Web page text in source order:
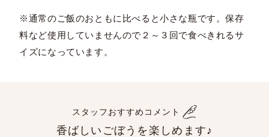
※通常のご飯のおともに比べると小さな瓶です。保存
料など使用していませんので２～３回で食べきれるサ
イズになっています。
スタッフおすすめコメント
香ばしいごぼうを楽しめます♪